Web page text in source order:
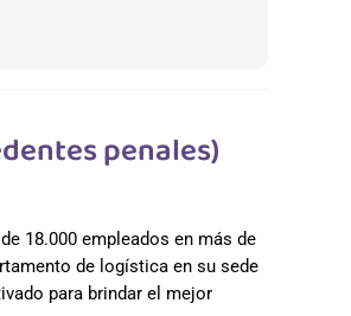
penales)
18.000 empleados en más de
de logística en su sede
para brindar el mejor